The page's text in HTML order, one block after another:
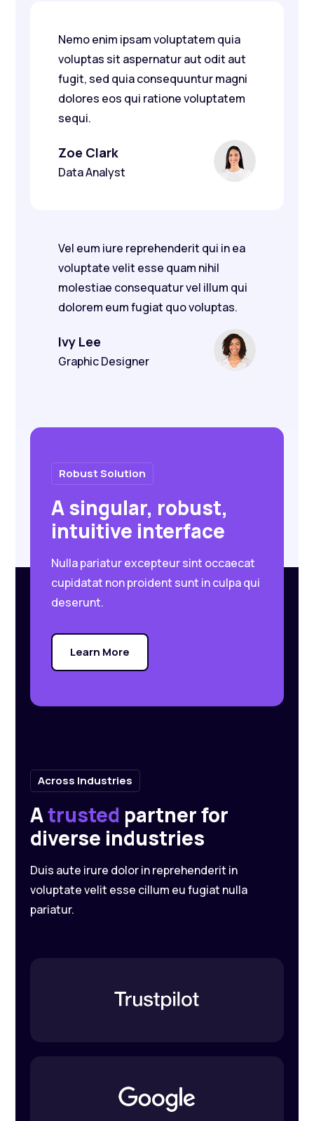
Nemo enim ipsam voluptatem quia
voluptas sit aspernatur aut odit aut
fugit, sed quia consequuntur magni
dolores eos qui ratione voluptatem
sequi.
Zoe Clark
Data Analyst
Vel eum iure reprehenderit qui in ea
voluptate velit esse quam nihil
molestiae consequatur vel illum qui
dolorem eum fugiat quo voluptas.
Ivy Lee
Graphic Designer
Robust Solution
A singular, robust,
intuitive interface
Nulla pariatur excepteur sint occaecat
cupidatat non proident sunt in culpa qui
deserunt.
Learn More
Across Industries
Atrusted partner for
diverse industries
Duis aute irure dolor in reprehenderit in
voluptate velit esse cillum eu fugiat nulla
pariatur.